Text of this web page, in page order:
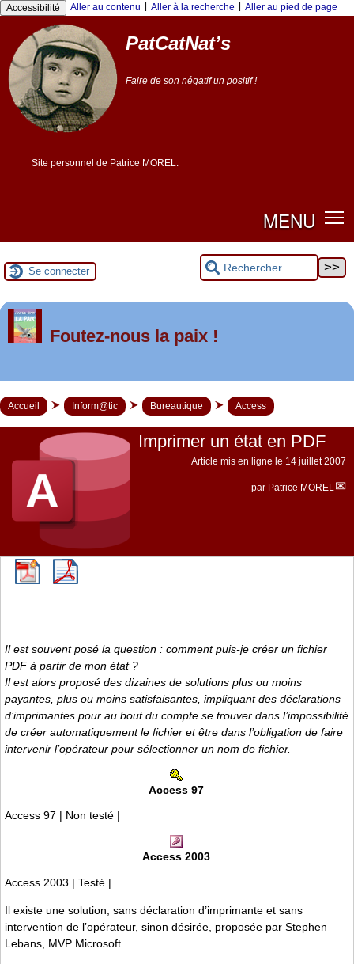
Accessibilité Aller au contenu Aller à la recherche Aller au pied de page
PatCatNat’s
Faire de son négatif un positif !
Site personnel de Patrice MOREL.
MENU
Se connecter
1ermai 2026 à Saint-Nazaire
Foutez-nous la paix !
Accueil Inform@tic Bureautique Access
Imprimer un état en PDF
Article mis en ligne le 14 juillet 2007
par Patrice MOREL
Il est souvent posé la question : comment puis-je créer un fichier
PDF à partir de mon état ?
Il est alors proposé des dizaines de solutions plus ou moins
payantes, plus ou moins satisfaisantes, impliquant des déclarations
d’imprimantes pour au bout du compte se trouver dans l’impossibilité
de créer automatiquement le fichier et être dans l’obligation de faire
intervenir l’opérateur pour sélectionner un nom de fichier.
Access 97
Access 97 | Non testé |
Access 2003
Access 2003 | Testé |
Il existe une solution, sans déclaration d’imprimante et sans
intervention de l’opérateur, sinon désirée, proposée par Stephen
Lebans, MVP Microsoft.